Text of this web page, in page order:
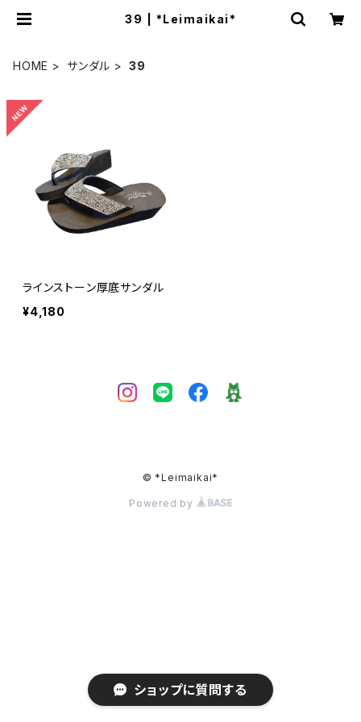
39 | *Leimaikai*
HOME サンダル 39
ラインストーン厚底サンダル
¥4,180
© *Leimaikai*
Powered by
ショップに質問する